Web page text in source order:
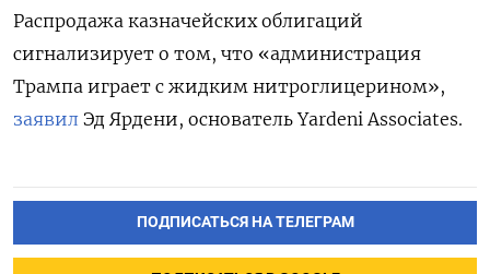
Распродажа казначейских облигаций
сигнализирует о том, что «администрация
Трампа играет с жидким нитроглицерином»,
заявил Эд Ярдени, основатель Yardeni Associates.
ПОДПИСАТЬСЯ НА ТЕЛЕГРАМ